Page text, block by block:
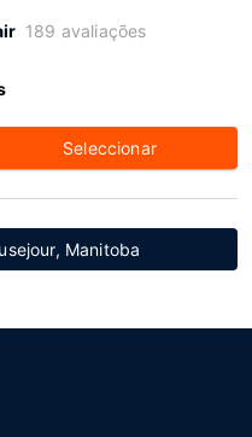
189 avaliações
Seleccionar
Manitoba